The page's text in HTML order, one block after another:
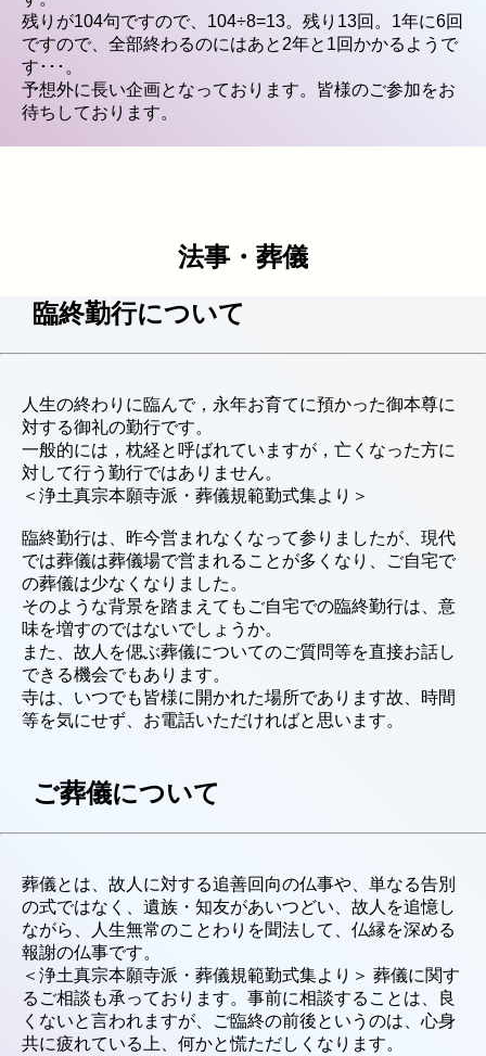
残りが104句ですので、104÷8=13。残り13回。1年に6回
ですので、全部終わるのにはあと2年と1回かかるようで
す･･･。
予想外に長い企画となっております。皆様のご参加をお
待ちしております。
法事・葬儀
臨終勤行について
人生の終わりに臨んで，永年お育てに預かった御本尊に
対する御礼の勤行です。
一般的には，枕経と呼ばれていますが，亡くなった方に
対して行う勤行ではありません。
＜浄土真宗本願寺派・葬儀規範勤式集より＞
臨終勤行は、昨今営まれなくなって参りましたが、現代
では葬儀は葬儀場で営まれることが多くなり、ご自宅で
の葬儀は少なくなりました。
そのような背景を踏まえてもご自宅での臨終勤行は、意
味を増すのではないでしょうか。
また、故人を偲ぶ葬儀についてのご質問等を直接お話し
できる機会でもあります。
寺は、いつでも皆様に開かれた場所であります故、時間
等を気にせず、お電話いただければと思います。
ご葬儀について
葬儀とは、故人に対する追善回向の仏事や、単なる告別
の式ではなく、遺族・知友があいつどい、故人を追憶し
ながら、人生無常のことわりを聞法して、仏縁を深める
報謝の仏事です。
＜浄土真宗本願寺派・葬儀規範勤式集より＞ 葬儀に関す
るご相談も承っております。事前に相談することは、良
くないと言われますが、ご臨終の前後というのは、心身
共に疲れている上、何かと慌ただしくなります。